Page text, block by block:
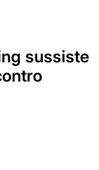
sussiste